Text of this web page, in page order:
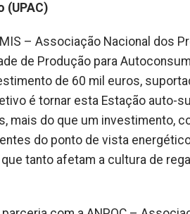
(UPAC)
– Associação Nacional dos
de Produção para
de 60 mil euros,
é tornar esta Estação auto-
mais do que um investimento,
do ponto de vista
tanto afetam a cultura de